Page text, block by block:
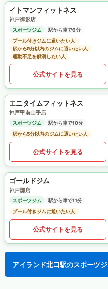
イトマンフィットネス
神戸御影店
スポーツジム
駅から車で6分
プール付きジムに通いたい人
駅から5分以内のジムに通いたい人
運動不足を解消したい人
公式サイトを見る
エニタイムフィットネス
神戸甲南山手店
スポーツジム
駅から車で10分
駅から5分以内のジムに通いたい人
公式サイトを見る
ゴールドジム
神戸灘店
スポーツジム
駅から車で11分
プール付きジムに通いたい人
公式サイトを見る
アイランド北口駅のスポーツ